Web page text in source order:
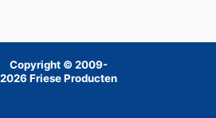
Copyright © 2009-
2026 Friese Producten